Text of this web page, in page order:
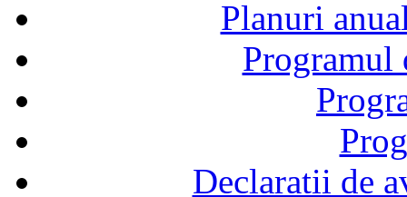
Planuri
Declaratii de